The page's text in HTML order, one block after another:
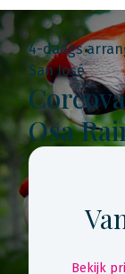
4-daags
San José
Osa
Bekijk